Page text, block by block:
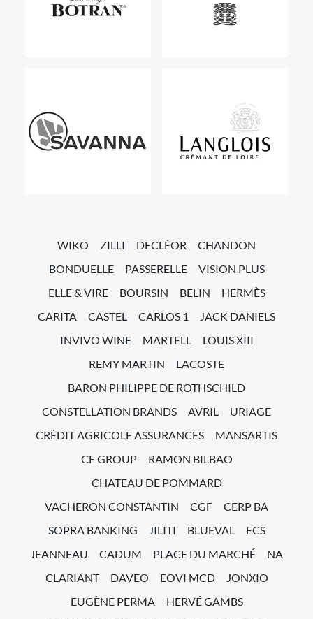
WIKO ZILLI DECLÉOR
CHANDON
BONDUELLE
PASSERELLE
VISION PLUS
ELLE & VIRE
BOURSIN BELIN
HERMÈS
CARITA
CASTEL CARLOS 1
JACK DANIELS
INVIVO WINE
MARTELL
LOUIS XIII
REMY MARTIN
LACOSTE
BARON PHILIPPE DE ROTHSCHILD
CONSTELLATION BRANDS
AVRIL
URIAGE
CRÉDIT AGRICOLE ASSURANCES
MANSARTIS
CF GROUP
RAMON BILBAO
CHATEAU DE POMMARD
VACHERON CONSTANTIN
CGF
CERP BA
SOPRA BANKING
JILITI BLUEVAL
ECS
JEANNEAU
CADUM PLACE DU MARCHÉ
NA
CLARIANT
DAVEO EOVI MCD
JONXIO
EUGÈNE PERMA
HERVÉ GAMBS